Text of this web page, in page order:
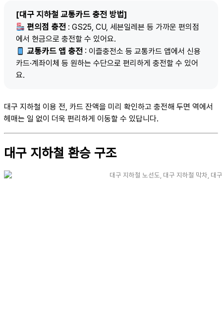
[대구 지하철 교통카드 충전 방법]
편의점 충전 : GS25, CU, 세븐일레븐 등 가까운 편의점
에서 현금으로 충전할 수 있어요.
교통카드 앱 충전 : 이즐충전소 등 교통카드 앱에서 신용
카드·계좌이체 등 원하는 수단으로 편리하게 충전할 수 있어
요.
대구 지하철 이용 전, 카드 잔액을 미리 확인하고 충전해 두면 역에서
헤매는 일 없이 더욱 편리하게 이동할 수 있답니다.
대구 지하철 환승 구조